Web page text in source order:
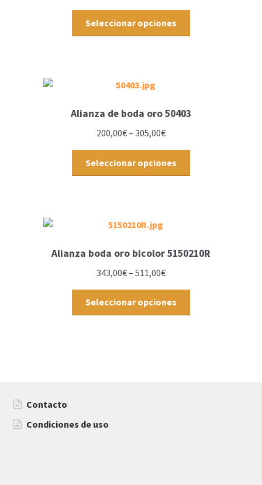
Seleccionar opciones
Alianza de boda oro 50403
200,00€– 305,00€
Seleccionar opciones
Alianza boda oro bicolor 5150210R
343,00€– 511,00€
Seleccionar opciones
Contacto
Condiciones de uso